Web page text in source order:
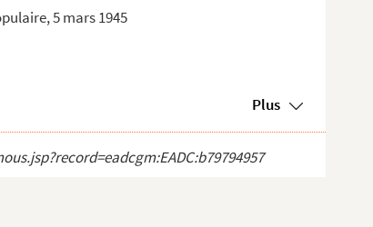
5 mars 1945
Plus